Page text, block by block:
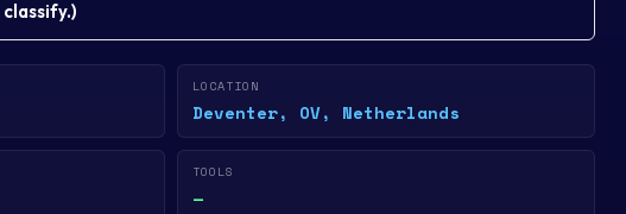
)
LOCATION
Deventer, OV, Netherlands
TOOLS
—